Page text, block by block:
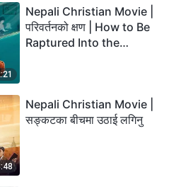
Nepali Christian Movie |
परिवर्तनको क्षण | How to Be
Raptured Into the
Nepali Christian Movie |
सङ्कटका बीचमा उठाई लगिनु